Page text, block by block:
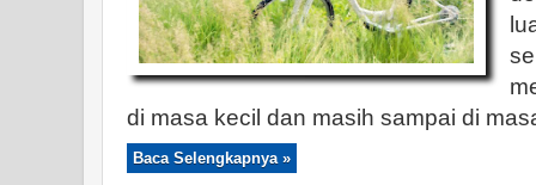
di masa kecil dan masih sampai di
Baca Selengkapnya »